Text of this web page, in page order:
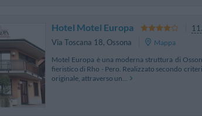
Hotel Motel Europa
Via Toscana 18, Ossona
Mappa
Motel Europa è una moderna struttura di
fieristico di Rho - Pero. Realizzato secondo
originale, attraverso un...